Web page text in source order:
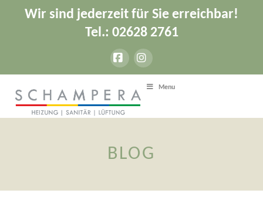
Wir sind jederzeit für Sie erreichbar!
Tel.: 02628 2761
FacebookInstagram
Menu
BLOG